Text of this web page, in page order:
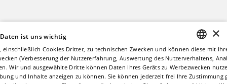
Copyright © 2026
Datenschutzrichtlinie
Ethik-Kodex Whistleblowing
Site by Memphiscom
ENGLISH
ITALIAN
×
ist uns wichtig
einschließlich Cookies Dritter, zu technischen Zwecken und können diese mit
(Verbesserung der Nutzererfahrung, Auswertung des Nutzerverhaltens,
Wir und ausgewählte Dritte können Daten Ihres Geräts zu Werbezwecken
und Inhalte anzeigen zu können. Sie können jederzeit frei Ihre Zustimmung